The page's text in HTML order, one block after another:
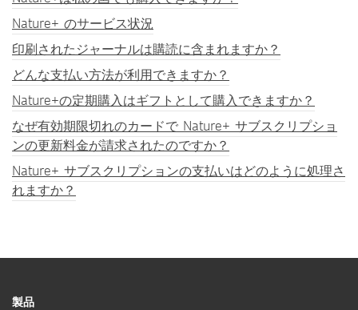
Nature+ のサービス状況
印刷されたジャーナルは購読に含まれますか？
どんな支払い方法が利用できますか？
Nature+の定期購入はギフトとして購入できますか？
なぜ有効期限切れのカードで Nature+ サブスクリプショ
ンの更新料金が請求されたのですか？
Nature+ サブスクリプションの支払いはどのように処理さ
れますか？
製品